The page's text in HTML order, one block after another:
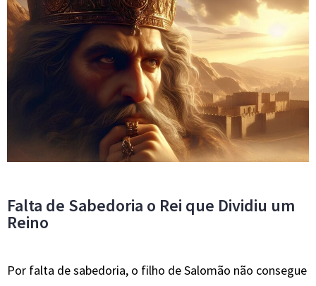
Falta de Sabedoria o Rei que Dividiu um
Reino
Por falta de sabedoria, o filho de Salomão não consegue